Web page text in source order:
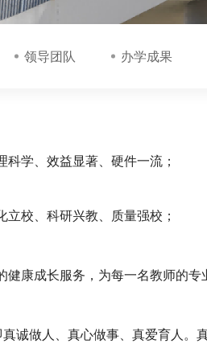
领导团队 办学成果
科学、效益显著、硬件一流；
立校、科研兴教、质量强校；
健康成长服务，为每一名教师的
真诚做人、真心做事、真爱育人。